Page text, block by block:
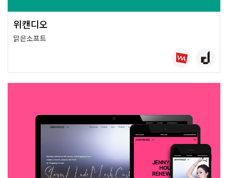
위캔디오
맑은소프트